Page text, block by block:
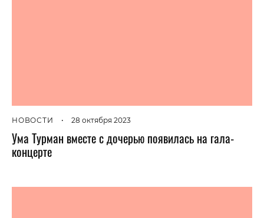
НОВОСТИ • 28 октября 2023
Ума Турман вместе с дочерью появилась на гала-
концерте